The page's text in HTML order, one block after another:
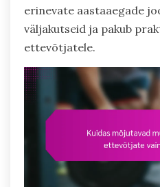
erinevate aastaaegade
väljakutseid ja pakub
ettevõtjatele.